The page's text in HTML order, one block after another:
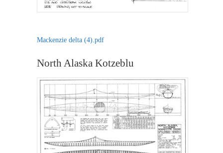
Mackenzie delta (4).pdf
North Alaska Kotzeblu